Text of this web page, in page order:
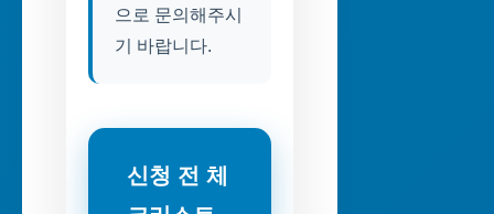
으로 문의해주시
기 바랍니다.
신청 전 체